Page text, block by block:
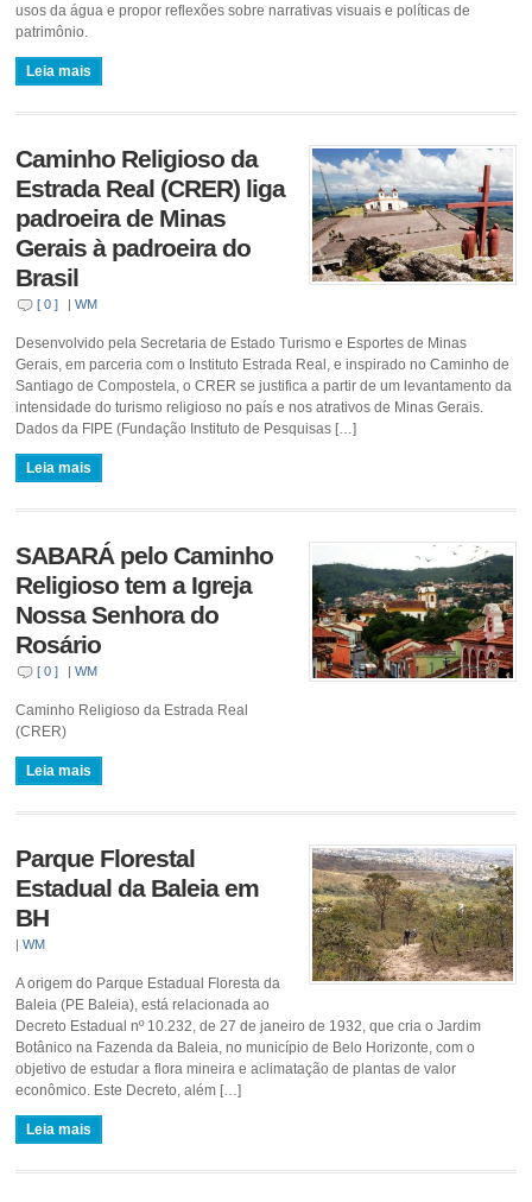
usos da água e propor reflexões sobre narrativas visuais e políticas de
patrimônio.
Leia mais
Caminho Religioso da
Estrada Real (CRER) liga
padroeira de Minas
Gerais à padroeira do
Brasil
[ 0 ] |WM
Desenvolvido pela Secretaria de Estado Turismo e Esportes de Minas
Gerais, em parceria com o Instituto Estrada Real, e inspirado no Caminho de
Santiago de Compostela, o CRER se justifica a partir de um levantamento da
intensidade do turismo religioso no país e nos atrativos de Minas Gerais.
Dados da FIPE (Fundação Instituto de Pesquisas […]
Leia mais
SABARÁ pelo Caminho
Religioso tem a Igreja
Nossa Senhora do
Rosário
[ 0 ] |WM
Caminho Religioso da Estrada Real
(CRER)
Leia mais
Parque Florestal
Estadual da Baleia em
BH
|WM
A origem do Parque Estadual Floresta da
Baleia (PE Baleia), está relacionada ao
Decreto Estadual nº 10.232, de 27 de janeiro de 1932, que cria o Jardim
Botânico na Fazenda da Baleia, no município de Belo Horizonte, com o
objetivo de estudar a flora mineira e aclimatação de plantas de valor
econômico. Este Decreto, além […]
Leia mais